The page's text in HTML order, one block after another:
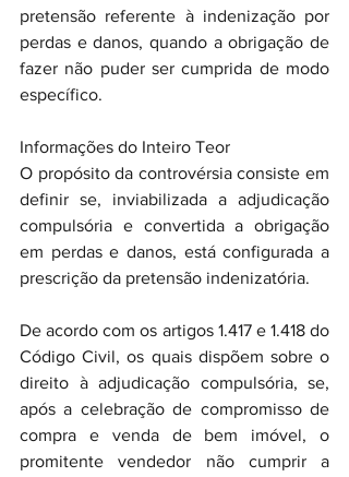
pretensão referente à indenização por
perdas e danos, quando a obrigação de
fazer não puder ser cumprida de modo
específico.
Informações do Inteiro Teor
O propósito da controvérsia consiste em
definir se, inviabilizada a adjudicação
compulsória e convertida a obrigação
em perdas e danos, está configurada a
prescrição da pretensão indenizatória.
De acordo com os artigos 1.417 e 1.418 do
Código Civil, os quais dispõem sobre o
direito à adjudicação compulsória, se,
após a celebração de compromisso de
compra e venda de bem imóvel, o
promitente vendedor não cumprir a